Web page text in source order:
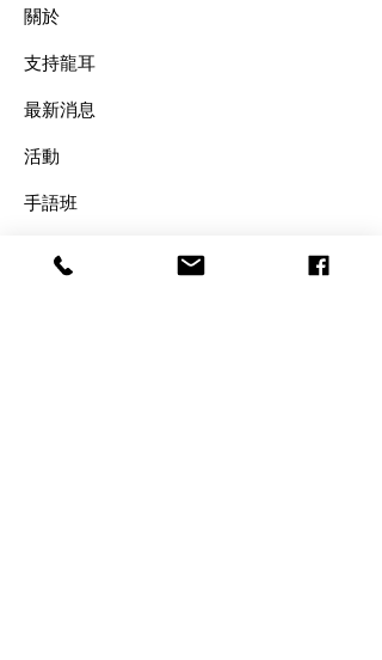
關於
支持龍耳
最新消息
​活動
手語班
​聯絡我們